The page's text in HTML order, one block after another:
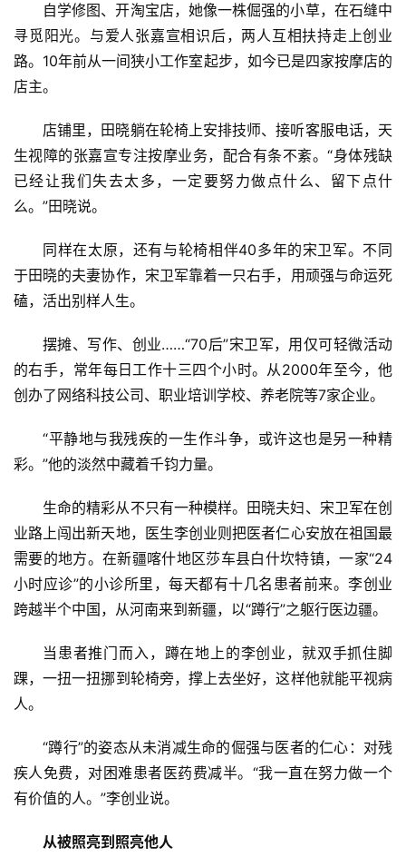
自学修图、开淘宝店，她像一株倔强的小草，在石缝中
寻觅阳光。与爱人张嘉宣相识后，两人互相扶持走上创业
路。10年前从一间狭小工作室起步，如今已是四家按摩店的
店主。
店铺里，田晓躺在轮椅上安排技师、接听客服电话，天
生视障的张嘉宣专注按摩业务，配合有条不紊。“身体残缺
已经让我们失去太多，一定要努力做点什么、留下点什
么。”田晓说。
同样在太原，还有与轮椅相伴40多年的宋卫军。不同
于田晓的夫妻协作，宋卫军靠着一只右手，用顽强与命运死
磕，活出别样人生。
摆摊、写作、创业……“70后”宋卫军，用仅可轻微活动
的右手，常年每日工作十三四个小时。从2000年至今，他
创办了网络科技公司、职业培训学校、养老院等7家企业。
“平静地与我残疾的一生作斗争，或许这也是另一种精
彩。”他的淡然中藏着千钧力量。
生命的精彩从不只有一种模样。田晓夫妇、宋卫军在创
业路上闯出新天地，医生李创业则把医者仁心安放在祖国最
需要的地方。在新疆喀什地区莎车县白什坎特镇，一家“24
小时应诊”的小诊所里，每天都有十几名患者前来。李创业
跨越半个中国，从河南来到新疆，以“蹲行”之躯行医边疆。
当患者推门而入，蹲在地上的李创业，就双手抓住脚
踝，一扭一扭挪到轮椅旁，撑上去坐好，这样他就能平视病
人。
“蹲行”的姿态从未消减生命的倔强与医者的仁心：对残
疾人免费，对困难患者医药费减半。“我一直在努力做一个
有价值的人。”李创业说。
从被照亮到照亮他人